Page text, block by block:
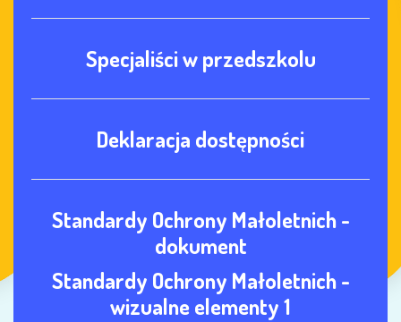
Specjaliści w przedszkolu
Deklaracja dostępności
Standardy Ochrony Małoletnich -
dokument
Standardy Ochrony Małoletnich -
wizualne elementy 1